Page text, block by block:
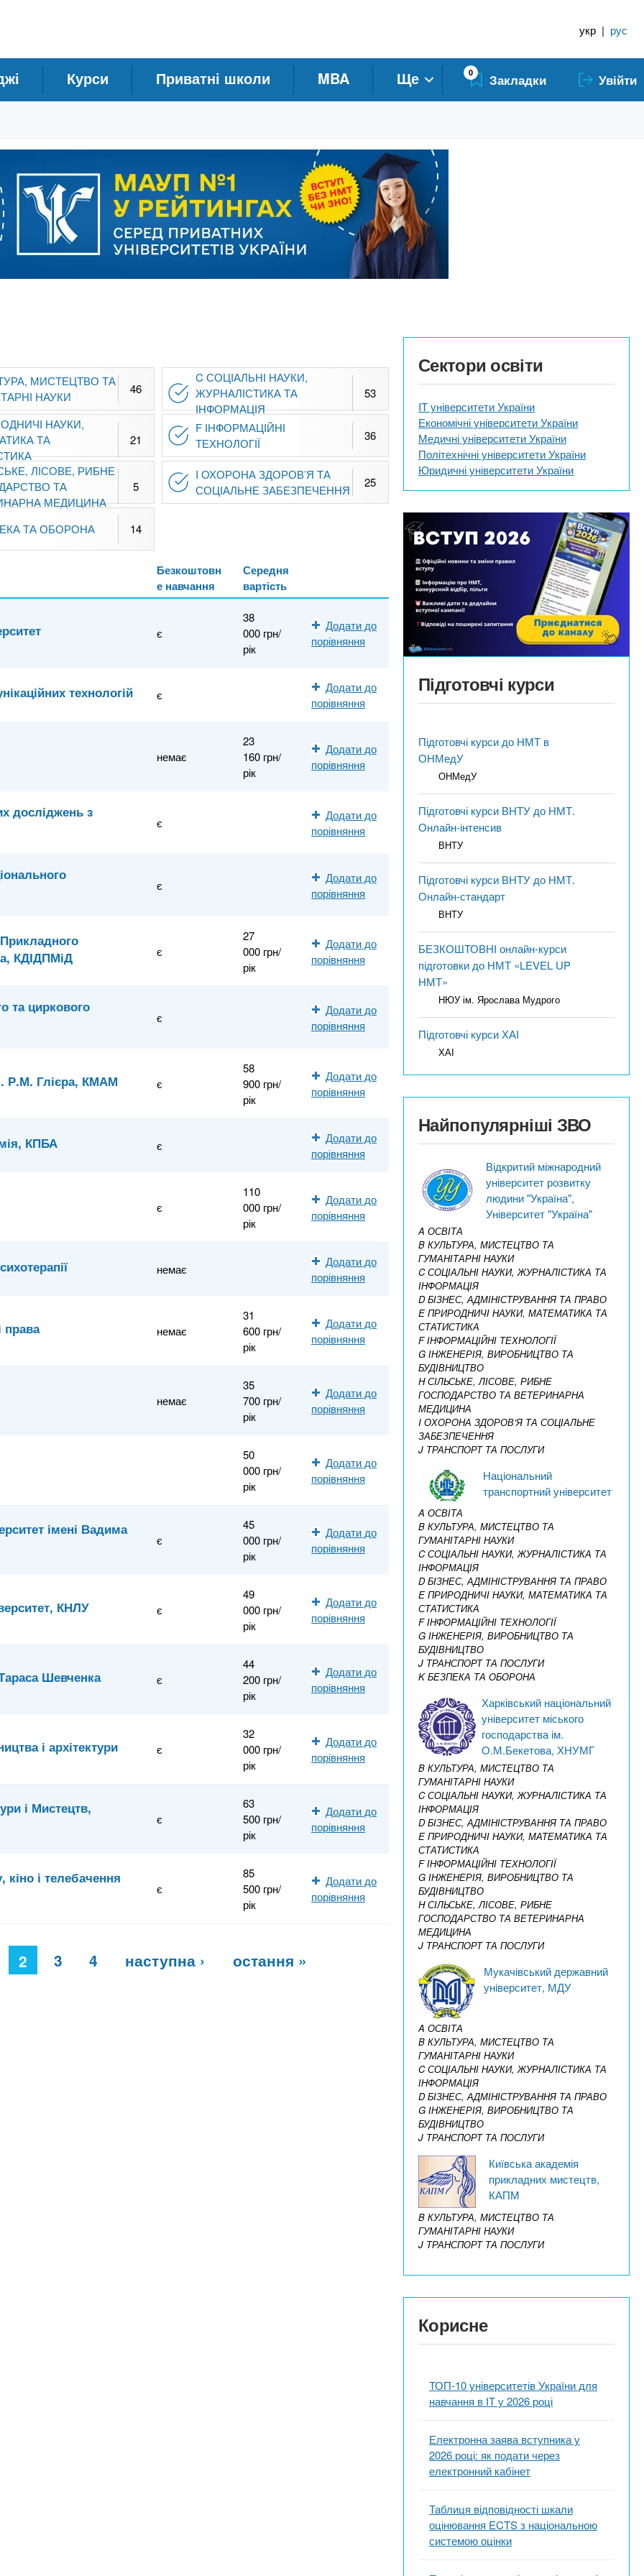
укр | рус
Курси Приватні школи MBA Ще 0 Закладки Увійти
МИСТЕЦТВО ТА
НАУКИ
46
C СОЦІАЛЬНІ НАУКИ,
ЖУРНАЛІСТИКА ТА
ІНФОРМАЦІЯ
53
НАУКИ,
ТА
21
F ІНФОРМАЦІЙНІ
ТЕХНОЛОГІЇ
36
ЛІСОВЕ, РИБНЕ
ТА
МЕДИЦИНА
5
I ОХОРОНА ЗДОРОВ’Я ТА
СОЦІАЛЬНЕ ЗАБЕЗПЕЧЕННЯ
25
ТА ОБОРОНА 14
Безкоштовн
е навчання
Середня
вартість
є
38
000 грн/
рік
Додати до
порівняння
технологій є
Додати до
порівняння
немає
23
160 грн/
рік
Додати до
порівняння
досліджень з
є
Додати до
порівняння
є
Додати до
порівняння
КДІДПМіД
є
27
000 грн/
рік
Додати до
порівняння
та циркового
є
Додати до
порівняння
Р.М. Глієра, КМАМ є
58
900 грн/
рік
Додати до
порівняння
КПБА є
Додати до
порівняння
є
110
000 грн/
рік
Додати до
порівняння
немає
Додати до
порівняння
права немає
31
600 грн/
рік
Додати до
порівняння
немає
35
700 грн/
рік
Додати до
порівняння
50
000 грн/
рік
Додати до
порівняння
імені Вадима
є
45
000 грн/
рік
Додати до
порівняння
КНЛУ є
49
000 грн/
рік
Додати до
порівняння
Шевченка є
44
200 грн/
рік
Додати до
порівняння
і архітектури є
32
000 грн/
рік
Додати до
порівняння
і Мистецтв,
є
63
500 грн/
рік
Додати до
порівняння
кіно і телебачення
є
85
500 грн/
рік
Додати до
порівняння
2 3 4 наступна › остання »
Сектори освіти
IT університети України
Економічні університети України
Медичні університети України
Політехнічні університети України
Юридичні університети України
Підготовчі курси
Підготовчі курси до НМТ в
ОНМедУ
ОНМедУ
Підготовчі курси ВНТУ до НМТ.
Онлайн-інтенсив
ВНТУ
Підготовчі курси ВНТУ до НМТ.
Онлайн-стандарт
ВНТУ
БЕЗКОШТОВНІ онлайн-курси
підготовки до НМТ «LEVEL UP
НМТ»
НЮУ ім. Ярослава Мудрого
Підготовчі курси ХАІ
ХАІ
Найпопулярніші ЗВО
Відкритий міжнародний
університет розвитку
людини "Україна",
Університет "Україна"
A ОСВІТА
B КУЛЬТУРА, МИСТЕЦТВО ТА
ГУМАНІТАРНІ НАУКИ
C СОЦІАЛЬНІ НАУКИ, ЖУРНАЛІСТИКА ТА
ІНФОРМАЦІЯ
D БІЗНЕС, АДМІНІСТРУВАННЯ ТА ПРАВО
E ПРИРОДНИЧІ НАУКИ, МАТЕМАТИКА ТА
СТАТИСТИКА
F ІНФОРМАЦІЙНІ ТЕХНОЛОГІЇ
G ІНЖЕНЕРІЯ, ВИРОБНИЦТВО ТА
БУДІВНИЦТВО
H СІЛЬСЬКЕ, ЛІСОВЕ, РИБНЕ
ГОСПОДАРСТВО ТА ВЕТЕРИНАРНА
МЕДИЦИНА
I ОХОРОНА ЗДОРОВ’Я ТА СОЦІАЛЬНЕ
ЗАБЕЗПЕЧЕННЯ
J ТРАНСПОРТ ТА ПОСЛУГИ
Національний
транспортний університет
A ОСВІТА
B КУЛЬТУРА, МИСТЕЦТВО ТА
ГУМАНІТАРНІ НАУКИ
C СОЦІАЛЬНІ НАУКИ, ЖУРНАЛІСТИКА ТА
ІНФОРМАЦІЯ
D БІЗНЕС, АДМІНІСТРУВАННЯ ТА ПРАВО
E ПРИРОДНИЧІ НАУКИ, МАТЕМАТИКА ТА
СТАТИСТИКА
F ІНФОРМАЦІЙНІ ТЕХНОЛОГІЇ
G ІНЖЕНЕРІЯ, ВИРОБНИЦТВО ТА
БУДІВНИЦТВО
J ТРАНСПОРТ ТА ПОСЛУГИ
K БЕЗПЕКА ТА ОБОРОНА
Харківський національний
університет міського
господарства ім.
О.М.Бекетова, ХНУМГ
B КУЛЬТУРА, МИСТЕЦТВО ТА
ГУМАНІТАРНІ НАУКИ
C СОЦІАЛЬНІ НАУКИ, ЖУРНАЛІСТИКА ТА
ІНФОРМАЦІЯ
D БІЗНЕС, АДМІНІСТРУВАННЯ ТА ПРАВО
E ПРИРОДНИЧІ НАУКИ, МАТЕМАТИКА ТА
СТАТИСТИКА
F ІНФОРМАЦІЙНІ ТЕХНОЛОГІЇ
G ІНЖЕНЕРІЯ, ВИРОБНИЦТВО ТА
БУДІВНИЦТВО
H СІЛЬСЬКЕ, ЛІСОВЕ, РИБНЕ
ГОСПОДАРСТВО ТА ВЕТЕРИНАРНА
МЕДИЦИНА
J ТРАНСПОРТ ТА ПОСЛУГИ
Мукачівський державний
університет, МДУ
A ОСВІТА
B КУЛЬТУРА, МИСТЕЦТВО ТА
ГУМАНІТАРНІ НАУКИ
C СОЦІАЛЬНІ НАУКИ, ЖУРНАЛІСТИКА ТА
ІНФОРМАЦІЯ
D БІЗНЕС, АДМІНІСТРУВАННЯ ТА ПРАВО
G ІНЖЕНЕРІЯ, ВИРОБНИЦТВО ТА
БУДІВНИЦТВО
J ТРАНСПОРТ ТА ПОСЛУГИ
Київська академія
прикладних мистецтв,
КАПМ
B КУЛЬТУРА, МИСТЕЦТВО ТА
ГУМАНІТАРНІ НАУКИ
J ТРАНСПОРТ ТА ПОСЛУГИ
Корисне
ТОП-10 університетів України для
навчання в ІТ у 2026 році
Електронна заява вступника у
2026 році: як подати через
електронний кабінет
Таблиця відповідності шкали
оцінювання ECTS з національною
системою оцінки